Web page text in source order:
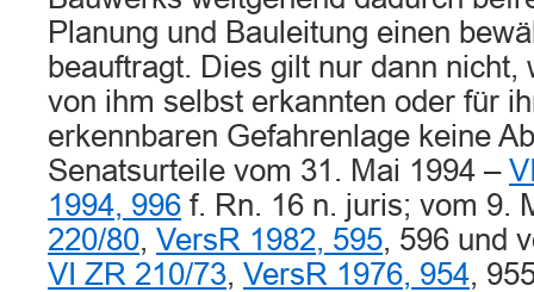
Planung und Bauleitung einen
beauftragt. Dies gilt nur dann nicht,
von ihm selbst erkannten oder für
erkennbaren Gefahrenlage keine
Senatsurteile vom 31. Mai 1994 –
1994, 996 f. Rn. 16 n. juris; vom 9.
220/80, VersR 1982, 595, 596 und
VI ZR 210/73, VersR 1976, 954,